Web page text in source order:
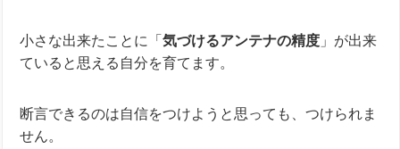
小さな出来たことに「 気づけるアンテナの精度」が出来
ていると思える自分を育てます。
断言できるのは自信をつけようと思っても、つけられま
せん。